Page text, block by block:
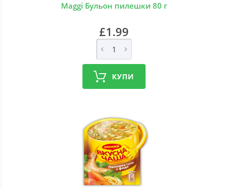
Maggi Бульон пилешки 80 г
£1.99
КУПИ